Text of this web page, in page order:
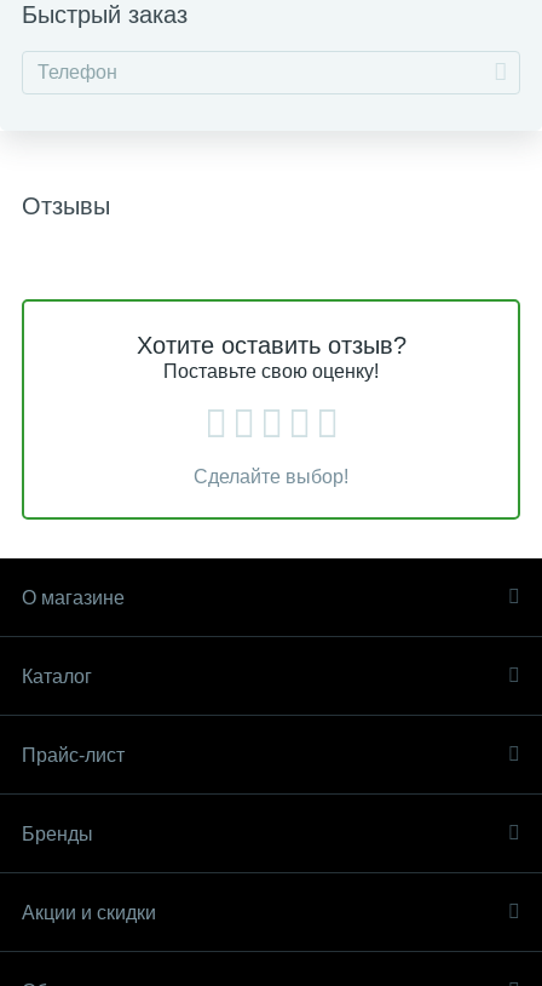
Быстрый заказ
Отзывы
Хотите оставить отзыв?
Поставьте свою оценку!
Сделайте выбор!
О магазине
Каталог
Прайс-лист
Бренды
Акции и скидки